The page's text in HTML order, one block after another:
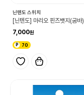
닌텐도 스위치
[닌텐도] 마리오 핀즈뱃지(굼바)
7,000
70